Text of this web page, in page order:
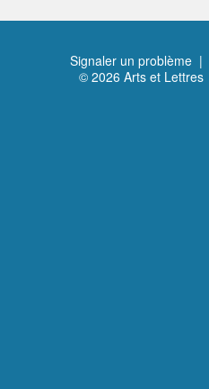
Signaler un problème |
© 2026 Arts et Lettres